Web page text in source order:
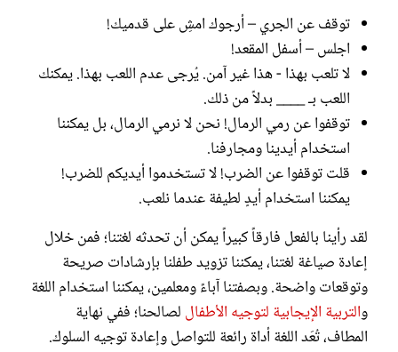
توقف عن الجري – أرجوك امشِ على قدميك!
اجلس – أسفل المقعد!
لا تلعب بهذا - هذا غير آمن. يُرجى عدم اللعب بهذا. يمكنك
اللعب بـ ____ بدلاً من ذلك.
توقفوا عن رمي الرمال! نحن لا نرمي الرمال، بل يمكننا
استخدام أيدينا ومجارفنا.
قلت توقفوا عن الضرب! لا تستخدموا أيديكم للضرب!
يمكننا استخدام أيدٍ لطيفة عندما نلعب.
لقد رأينا بالفعل فارقاً كبيراً يمكن أن تحدثه لغتنا؛ فمن خلال
إعادة صياغة لغتنا، يمكننا تزويد طفلنا بإرشادات صريحة
وتوقعات واضحة. وبصفتنا آباءً ومعلمين، يمكننا استخدام اللغة
والتربية الإيجابية لتوجيه الأطفال لصالحنا؛ ففي نهاية
المطاف، تُعَد اللغة أداة رائعة للتواصل وإعادة توجيه السلوك.